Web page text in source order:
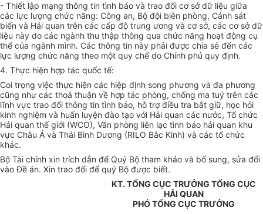
- Thiết lập mạng thông tin tình báo và trao đổi cơ sở dữ liệu giữa
các lực lượng chức năng: Công an, Bộ đội biên phòng, Cảnh sát
biển và Hải quan trên các cấp độ trung ương và cơ sở, các cơ sở dữ
liệu này do các ngành thu thập thông qua chức năng hoạt động cụ
thể của ngành mình. Các thông tin này phải được chia sẻ đến các
lực lượng chức năng theo một quy chế do Chính phủ quy định.
4. Thực hiện hợp tác quốc tế:
Coi trọng việc thực hiện các hiệp định song phương và đa phương
cũng như các thoả thuận về hợp tác phòng, chống ma tuý trên các
lĩnh vực trao đổi thông tin tình báo, hỗ trợ điều tra bắt giữ, học hỏi
kinh nghiệm và huấn luyện đào tạo với Hải quan các nước, Tổ chức
Hải quan thế giới (WCO), Văn phòng liên lạc tình báo hải quan khu
vực Châu Á và Thái Bình Dương (RILO Bắc Kinh) và các tổ chức
khác.
Bộ Tài chính xin trích dẫn để Quý Bộ tham khảo và bổ sung, sửa đổi
vào Đề án. Xin trao đổi để quý Bộ được biết.
KT. TỔNG CỤC TRƯỞNG TỔNG CỤC
HẢI QUAN
PHÓ TỔNG CỤC TRƯỞNG